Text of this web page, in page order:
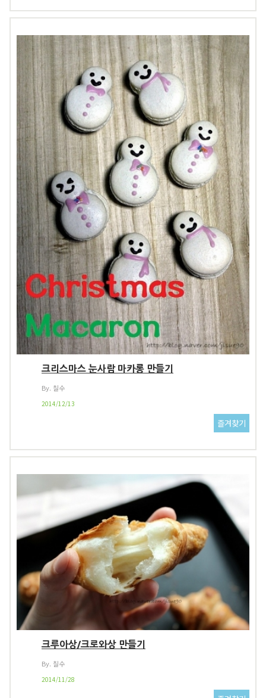
크리스마스 눈사람 마카롱 만들기
By. 칠수
2014/12/13
크루아상/크로와상 만들기
By. 칠수
2014/11/28